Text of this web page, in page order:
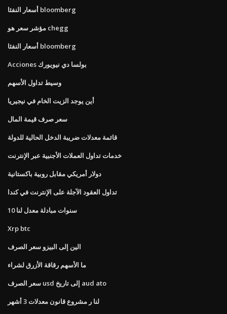
أسعار النفثا bloomberg
مؤشر سعر هو chegg
أسعار النفثا bloomberg
Acciones بولسا دي نيويورك
وسيط تداول الأسهم
أين يوجد الزيت الخام في نيجيريا
سعر صرف قيمة المال
قائمة معدلات ضريبة الدخل الحالية للدولة
خدمات تداول العملات الأجنبية عبر الإنترنت
دولار أمريكي مقابل روبية باكستانية
تداول العقود الآجلة على الإنترنت في كندا
10 سنوات مبادلة معدل لنا
Xrp btc
الين إلى البيزو سعر الصرف
ما الأسهم رقاقة الأزرق لشراء
سعر الصرف usd إلى تاريخ aud ato
لنا ر مشروع قانون معدلات 3 أشهر